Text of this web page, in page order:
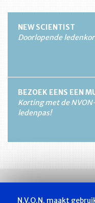
NEW SCIENTIST
Doorlopende
BEZOEK EENS EEN
Korting met de
ledenpas!
N.V.O.N. maakt